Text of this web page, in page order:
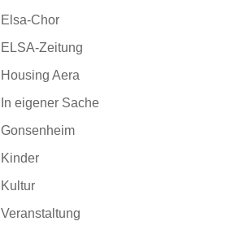
Elsa-Chor
ELSA-Zeitung
Housing Aera
In eigener Sache
Gonsenheim
Kinder
Kultur
Veranstaltung